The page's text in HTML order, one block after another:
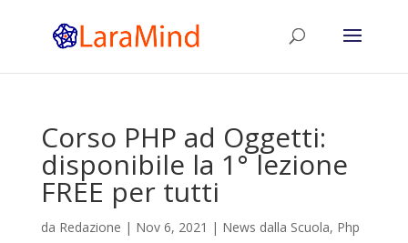
Corso PHP ad Oggetti:
disponibile la 1° lezione
FREE per tutti
da Redazione | Nov 6, 2021 | News dalla Scuola, Php